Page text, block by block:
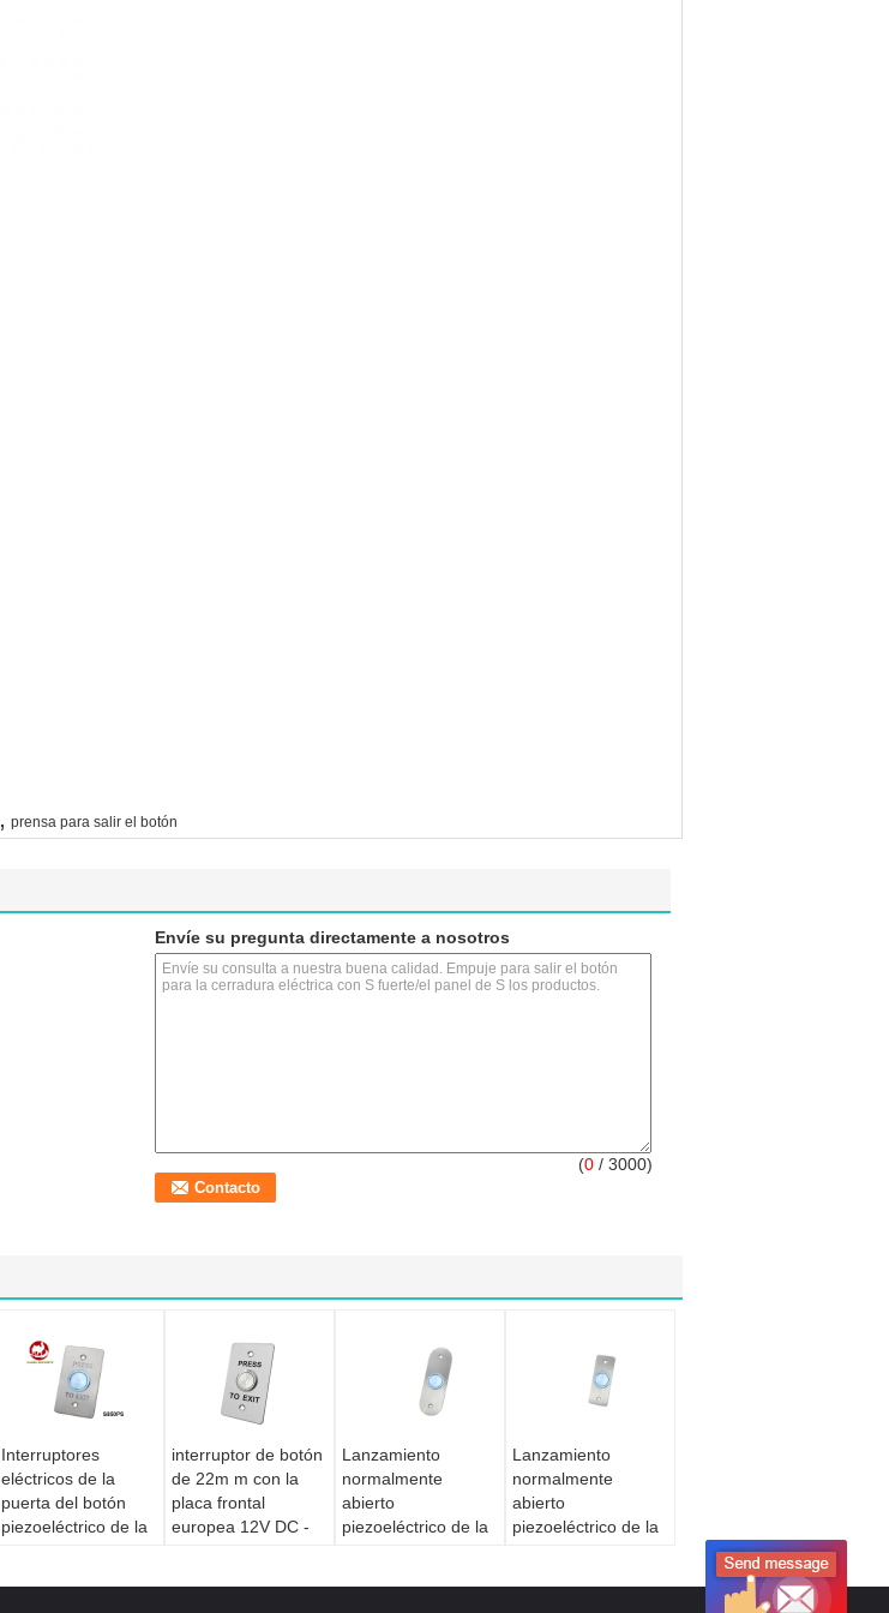
, prensa para salir el botón
Envíe su pregunta directamente a nosotros
(0 / 3000)
Interruptores
eléctricos de la
puerta del botón
piezoeléctrico de la
interruptor de botón
de 22m m con la
placa frontal
europea 12V DC -
Lanzamiento
normalmente
abierto
piezoeléctrico de la
Lanzamiento
normalmente
abierto
piezoeléctrico de la